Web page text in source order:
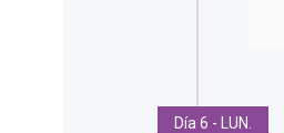
Día 6 - LUN.